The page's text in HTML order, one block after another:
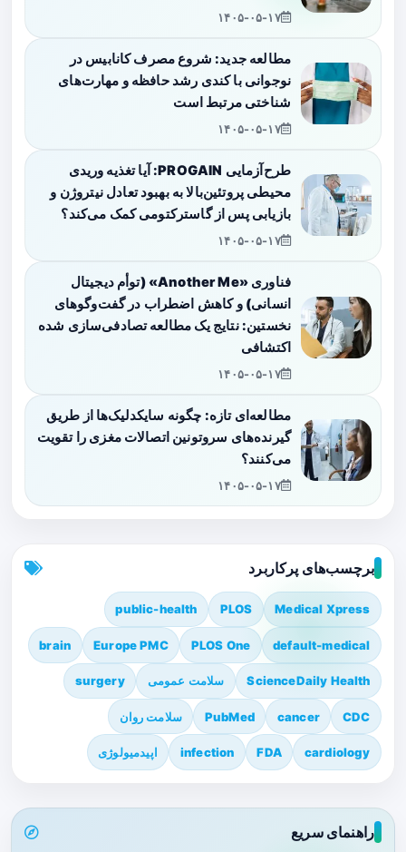
۱۴۰۵-۰۵-۱۷
مطالعه جدید: شروع مصرف کانابیس در
نوجوانی با کندی رشد حافظه و مهارت‌های
شناختی مرتبط است
۱۴۰۵-۰۵-۱۷
طرح‌آزمایی PROGAIN: آیا تغذیه وریدی
محیطی پروتئین‌بالا به بهبود تعادل نیتروژن و
بازیابی پس از گاسترکتومی کمک می‌کند؟
۱۴۰۵-۰۵-۱۷
فناوری «Another Me» (توأم دیجیتال
انسانی) و کاهش اضطراب در گفت‌وگوهای
نخستین: نتایج یک مطالعه تصادفی‌سازی شده
اکتشافی
۱۴۰۵-۰۵-۱۷
مطالعه‌ای تازه: چگونه سایکدلیک‌ها از طریق
گیرنده‌های سروتونین اتصالات مغزی را تقویت
می‌کنند؟
۱۴۰۵-۰۵-۱۷
برچسب‌های پرکاربرد
Medical Xpress
PLOS
public-health
default-medical
PLOS One
Europe PMC
brain
ScienceDaily Health سلامت عمومی surgery
CDC
cancer
PubMed سلامت روان
cardiology
FDA
infection اپیدمیولوژی
راهنمای سریع